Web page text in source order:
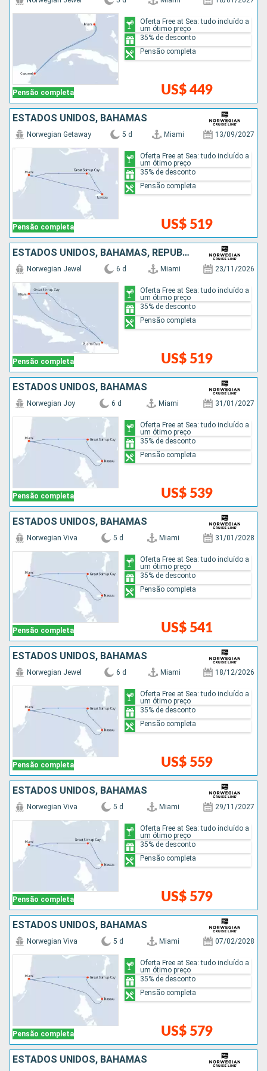
Pensão completa US$ 449
Oferta Free at Sea: tudo incluído a
um ótimo preço
35% de desconto
Pensão completa
ESTADOS UNIDOS, BAHAMAS
Pensão completa
Norwegian Getaway 5 d Miami 13/09/2027
US$ 519
Oferta Free at Sea: tudo incluído a
um ótimo preço
35% de desconto
Pensão completa
ESTADOS UNIDOS, BAHAMAS, REPUBLICA DOMINICANA
Pensão completa
Norwegian Jewel 6 d Miami 23/11/2026
US$ 519
Oferta Free at Sea: tudo incluído a
um ótimo preço
35% de desconto
Pensão completa
ESTADOS UNIDOS, BAHAMAS
Pensão completa
Norwegian Joy 6 d Miami 31/01/2027
US$ 539
Oferta Free at Sea: tudo incluído a
um ótimo preço
35% de desconto
Pensão completa
ESTADOS UNIDOS, BAHAMAS
Pensão completa
Norwegian Viva 5 d Miami 31/01/2028
US$ 541
Oferta Free at Sea: tudo incluído a
um ótimo preço
35% de desconto
Pensão completa
ESTADOS UNIDOS, BAHAMAS
Pensão completa
Norwegian Jewel 6 d Miami 18/12/2026
US$ 559
Oferta Free at Sea: tudo incluído a
um ótimo preço
35% de desconto
Pensão completa
ESTADOS UNIDOS, BAHAMAS
Pensão completa
Norwegian Viva 5 d Miami 29/11/2027
US$ 579
Oferta Free at Sea: tudo incluído a
um ótimo preço
35% de desconto
Pensão completa
ESTADOS UNIDOS, BAHAMAS
Pensão completa
Norwegian Viva 5 d Miami 07/02/2028
US$ 579
Oferta Free at Sea: tudo incluído a
um ótimo preço
35% de desconto
Pensão completa
ESTADOS UNIDOS, BAHAMAS